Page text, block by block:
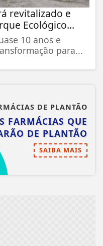
revitalizado e
Ecológico...
10 anos e
para...
DE PLANTÃO
FARMÁCIAS QUE
DE PLANTÃO
SAIBA MAIS